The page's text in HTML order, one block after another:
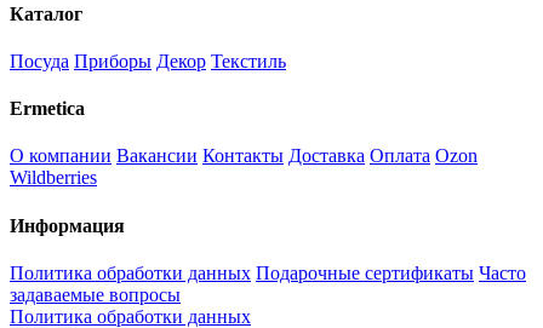
Каталог
Посуда Приборы Декор Текстиль
Ermetica
О компании Вакансии Контакты Доставка Оплата Ozon
Wildberries
Информация
Политика обработки данных Подарочные сертификаты Часто
задаваемые вопросы
Политика обработки данных